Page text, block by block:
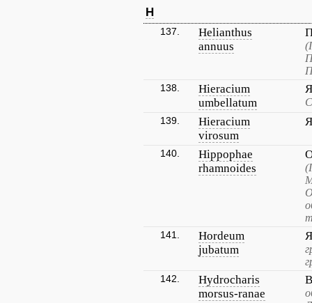
H
137.
Helianthus
annuus
138.
Hieracium
umbellatum
139.
Hieracium
virosum
140.
Hippophae
rhamnoides
141.
Hordeum
jubatum
142.
Hydrocharis
morsus-ranae